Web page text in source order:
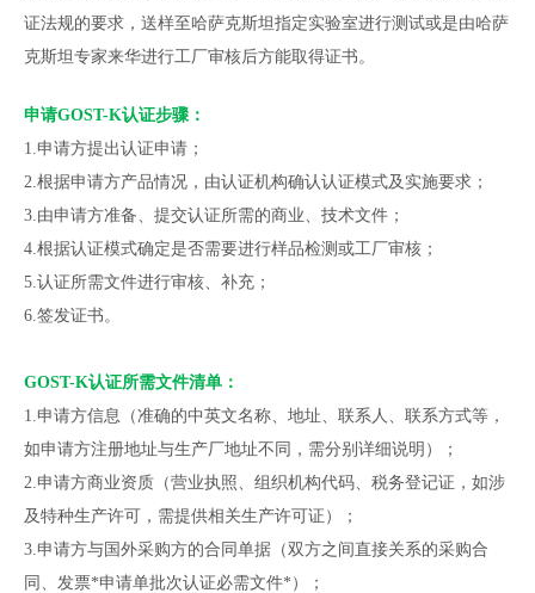
证法规的要求，送样至哈萨克斯坦指定实验室进行测试或是由哈萨
克斯坦专家来华进行工厂审核后方能取得证书。
申请GOST-K认证步骤：
1.申请方提出认证申请；
2.根据申请方产品情况，由认证机构确认认证模式及实施要求；
3.由申请方准备、提交认证所需的商业、技术文件；
4.根据认证模式确定是否需要进行样品检测或工厂审核；
5.认证所需文件进行审核、补充；
6.签发证书。
GOST-K认证所需文件清单：
1.申请方信息（准确的中英文名称、地址、联系人、联系方式等，
如申请方注册地址与生产厂地址不同，需分别详细说明）；
2.申请方商业资质（营业执照、组织机构代码、税务登记证，如涉
及特种生产许可，需提供相关生产许可证）；
3.申请方与国外采购方的合同单据（双方之间直接关系的采购合
同、发票*申请单批次认证必需文件*）；